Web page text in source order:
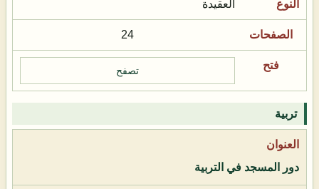
العقيدة
24
تصفح
تربية
دور المسجد في التربية